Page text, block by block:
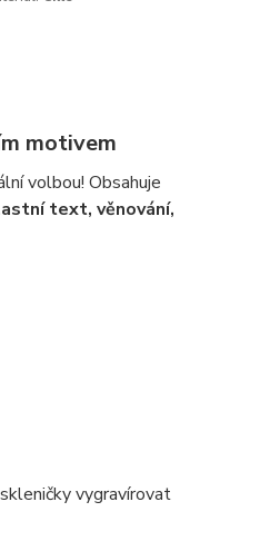
motivem
volbou! Obsahuje
text, věnování,
vygravírovat